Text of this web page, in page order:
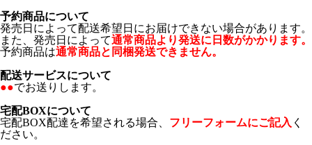
予約商品について
発売日によって配送希望日にお届けできない場合があります。
また、発売日によって通常商品より発送に日数がかかります。
予約商品は通常商品と同梱発送できません。
配送サービスについて
●●でお送りします。
宅配BOXについて
宅配BOX配達を希望される場合、 フリーフォームにご記入 く
ださい。